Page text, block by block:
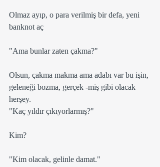
Olmaz ayıp, o para verilmiş bir defa, yeni
banknot aç
"Ama bunlar zaten çakma?"
Olsun, çakma makma ama adabı var bu işin,
geleneği bozma, gerçek -miş gibi olacak
herşey.
"Kaç yıldır çıkıyorlarmış?"
Kim?
"Kim olacak, gelinle damat."